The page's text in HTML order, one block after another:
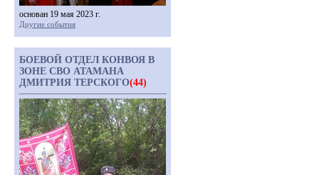
основан 19 мая 2023 г.
Другие события
БОЕВОЙ ОТДЕЛ КОНВОЯ В
ЗОНЕ СВО АТАМАНА
ДМИТРИЯ ТЕРСКОГО(44)